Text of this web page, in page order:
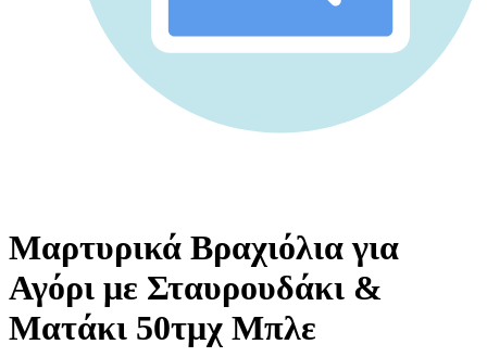
Μαρτυρικά Βραχιόλια για
Αγόρι με Σταυρουδάκι &
Ματάκι 50τμχ Μπλε